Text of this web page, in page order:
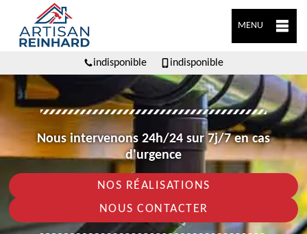
MENU
indisponible indisponible
Nous intervenons 24h/24 sur 7j/7 en cas
d'urgence
NOS RÉALISATIONS
NOUS CONTACTER